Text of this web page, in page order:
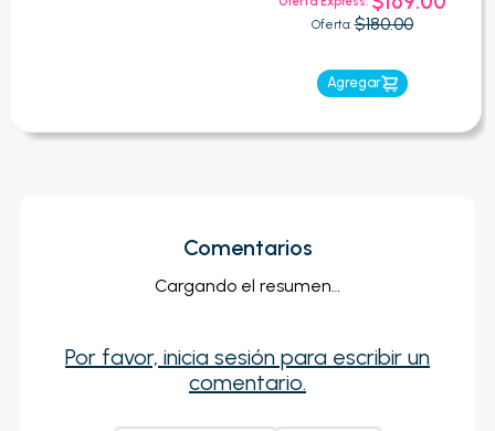
Oferta:$180.00
Agregar
Comentarios
Cargando el resumen…
Por favor, inicia sesión para escribir un
comentario.